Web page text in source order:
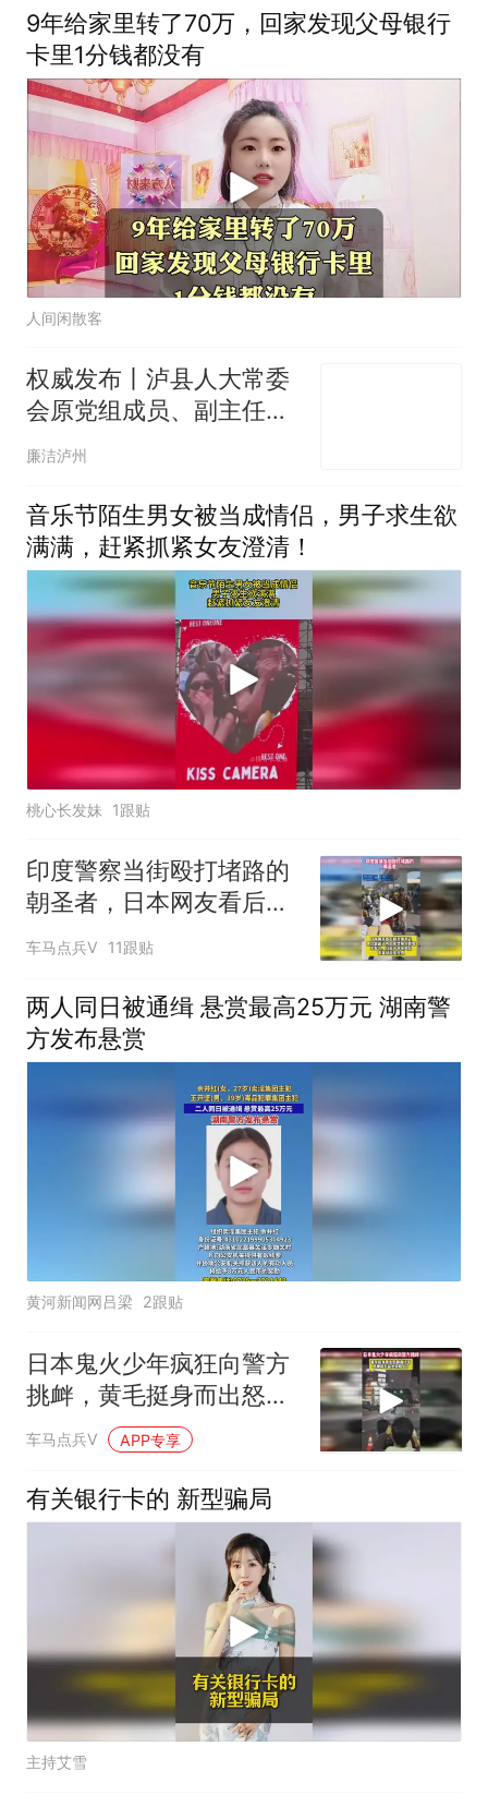
9年给家里转了70万，回家发现父母银行
卡里1分钱都没有
人间闲散客
权威发布丨泸县人大常委
会原党组成员、副主任罗
万宣 严重违纪违法被开除
党籍和公职
廉洁泸州
音乐节陌生男女被当成情侣，男子求生欲
满满，赶紧抓紧女友澄清！
桃心长发妹 1跟贴
印度警察当街殴打堵路的
朝圣者，日本网友看后却
羡慕不已
车马点兵V 11跟贴
两人同日被通缉 悬赏最高25万元 湖南警
方发布悬赏
黄河新闻网吕梁 2跟贴
日本鬼火少年疯狂向警方
挑衅，黄毛挺身而出怒踹
摩托车
车马点兵V APP专享
有关银行卡的 新型骗局
主持艾雪